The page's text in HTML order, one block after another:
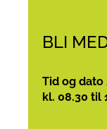
BLI
Tid og
kl. 08.30 til